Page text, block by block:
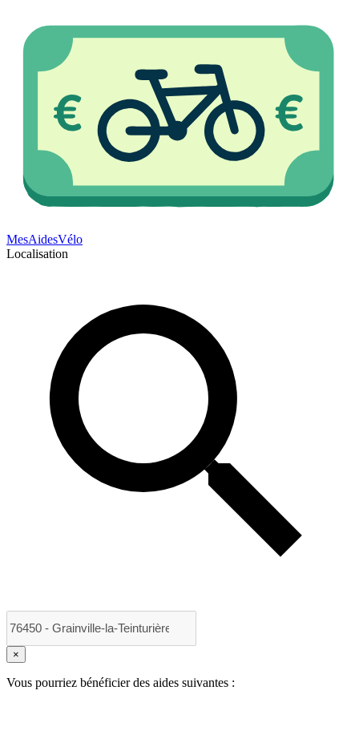
MesAidesVélo
Localisation
×
Vous pourriez bénéficier des aides suivantes :